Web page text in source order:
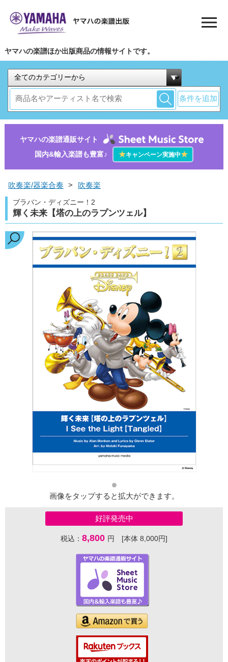
ヤマハの楽譜ほか出版商品の情報サイトです。
条件を追加
ヤマハの楽譜通販サイト
国内&輸入楽譜も豊富♪
★キャンペーン実施中★
吹奏楽/器楽合奏 > 吹奏楽
ブラバン・ディズニー！2
輝く未来【塔の上のラプンツェル】
画像をタップすると拡大ができます。
好評発売中
税込： 8,800 円 [本体 8,000円]